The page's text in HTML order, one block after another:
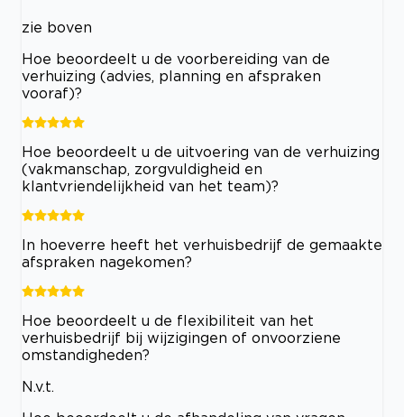
zie boven
Hoe beoordeelt u de voorbereiding van de
verhuizing (advies, planning en afspraken
vooraf)?
Hoe beoordeelt u de uitvoering van de verhuizing
(vakmanschap, zorgvuldigheid en
klantvriendelijkheid van het team)?
In hoeverre heeft het verhuisbedrijf de gemaakte
afspraken nagekomen?
Hoe beoordeelt u de flexibiliteit van het
verhuisbedrijf bij wijzigingen of onvoorziene
omstandigheden?
N.v.t.